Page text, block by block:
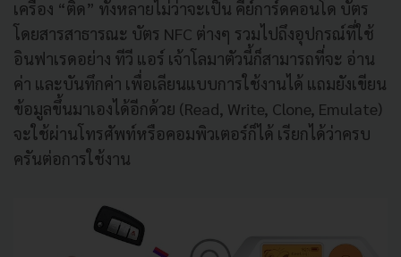
เครื่อง “ติ๊ด” ทั้งหลายไม่ว่าจะเป็น คีย์การ์ดคอนโด บัตร
โดยสารสาธารณะ บัตร NFC ต่างๆ รวมไปถึงอุปกรณ์ที่ใช้
อินฟาเรดอย่าง ทีวี แอร์ เจ้าโลมาตัวนี้ก็สามารถที่จะ อ่าน
ค่า และบันทึกค่า เพื่อเลียนแบบการใช้งานได้ แถมยังเขียน
ข้อมูลขึ้นมาเองได้อีกด้วย (Read, Write, Clone, Emulate)
จะใช้ผ่านโทรศัพท์หรือคอมพิวเตอร์ก็ได้ เรียกได้ว่าครบ
ครันต่อการใช้งาน